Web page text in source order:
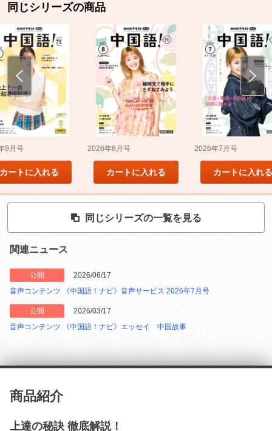
同じシリーズの商品
9月号
カートに入れる
2026年8月号
カートに入れる
2026年7月号
カートに入れる
同じシリーズの一覧を見る
関連ニュース
公開
2026/06/17
音声コンテンツ 《中国語！ナビ》音声サービス 2026年7月号
公開
2026/03/17
音声コンテンツ 《中国語！ナビ》エッセイ 中国故事
商品紹介
上達の秘訣 徹底解説！